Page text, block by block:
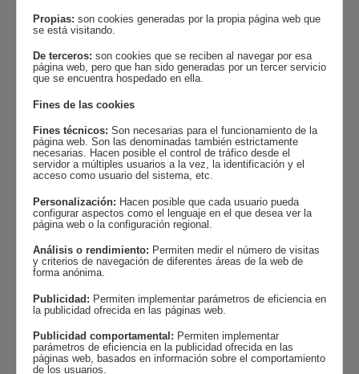
Propias: son cookies generadas por la propia página web que
se está visitando.
De terceros: son cookies que se reciben al navegar por esa
página web, pero que han sido generadas por un tercer servicio
que se encuentra hospedado en ella.
Fines de las cookies
Fines técnicos: Son necesarias para el funcionamiento de la
página web. Son las denominadas también estrictamente
necesarias. Hacen posible el control de tráfico desde el
servidor a múltiples usuarios a la vez, la identificación y el
acceso como usuario del sistema, etc.
Personalización: Hacen posible que cada usuario pueda
configurar aspectos como el lenguaje en el que desea ver la
página web o la configuración regional.
Análisis o rendimiento: Permiten medir el número de visitas
y criterios de navegación de diferentes áreas de la web de
forma anónima.
Publicidad: Permiten implementar parámetros de eficiencia en
la publicidad ofrecida en las páginas web.
Publicidad comportamental: Permiten implementar
parámetros de eficiencia en la publicidad ofrecida en las
páginas web, basados en información sobre el comportamiento
de los usuarios.